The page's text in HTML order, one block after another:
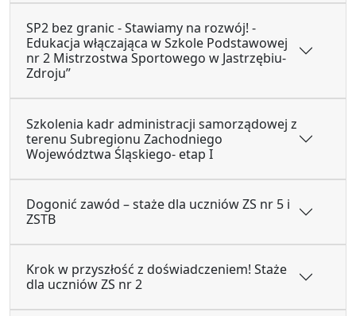
SP2 bez granic - Stawiamy na rozwój! -
Edukacja włączająca w Szkole Podstawowej
nr 2 Mistrzostwa Sportowego w Jastrzębiu-
Zdroju”
Szkolenia kadr administracji samorządowej z
terenu Subregionu Zachodniego
Województwa Śląskiego- etap I
Dogonić zawód – staże dla uczniów ZS nr 5 i
ZSTB
Krok w przyszłość z doświadczeniem! Staże
dla uczniów ZS nr 2